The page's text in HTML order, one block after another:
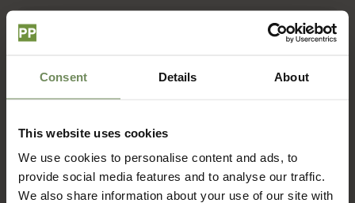
Consent Details About
This website uses cookies
We use cookies to personalise content and ads, to
provide social media features and to analyse our traffic.
We also share information about your use of our site with
Hoe lang duur het voordat ik mijn bestelling ontvang?
Wat zijn de verzendkosten?
Met welke bezorgdienst werken jullie?
Hoe zit het met retourneren?